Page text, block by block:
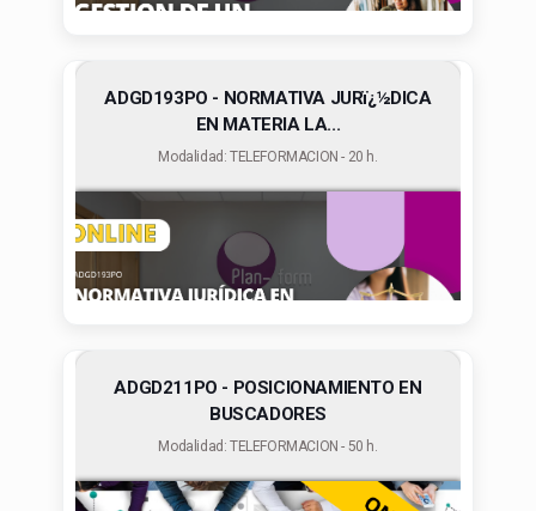
ADGD193PO - NORMATIVA JURï¿½DICA
EN MATERIA LA...
Modalidad: TELEFORMACION - 20 h.
ADGD211PO - POSICIONAMIENTO EN
BUSCADORES
Modalidad: TELEFORMACION - 50 h.